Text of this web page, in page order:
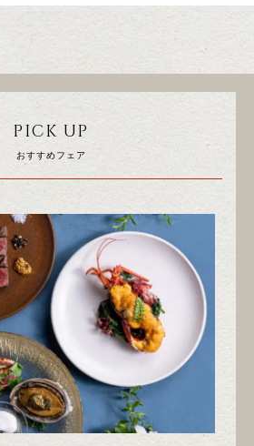
PICK UP
おすすめフェア